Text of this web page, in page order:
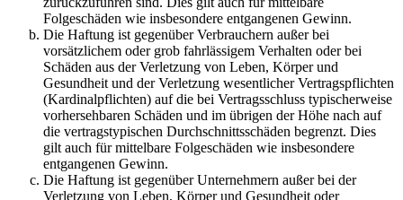
Folgeschäden wie insbesondere entgangenen Gewinn.
Die Haftung ist gegenüber Verbrauchern außer bei
vorsätzlichem oder grob fahrlässigem Verhalten oder bei
Schäden aus der Verletzung von Leben, Körper und
Gesundheit und der Verletzung wesentlicher Vertragspflichten
(Kardinalpflichten) auf die bei Vertragsschluss typischerweise
vorhersehbaren Schäden und im übrigen der Höhe nach auf
die vertragstypischen Durchschnittsschäden begrenzt. Dies
gilt auch für mittelbare Folgeschäden wie insbesondere
entgangenen Gewinn.
Die Haftung ist gegenüber Unternehmern außer bei der
Verletzung von Leben, Körper und Gesundheit oder